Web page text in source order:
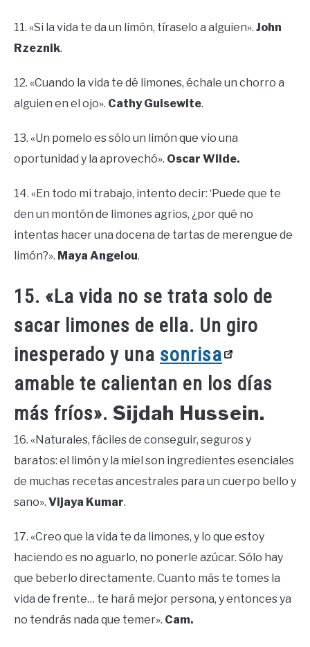
11. «Si la vida te da un limón, tíraselo a alguien». John
Rzeznik.
12. «Cuando la vida te dé limones, échale un chorro a
alguien en el ojo». Cathy Guisewite.
13. «Un pomelo es sólo un limón que vio una
oportunidad y la aprovechó». Oscar Wilde.
14. «En todo mi trabajo, intento decir: ‘Puede que te
den un montón de limones agrios, ¿por qué no
intentas hacer una docena de tartas de merengue de
limón?». Maya Angelou.
15. «La vida no se trata solo de
sacar limones de ella. Un giro
inesperado y una sonrisa
amable te calientan en los días
más fríos». Sijdah Hussein.
16. «Naturales, fáciles de conseguir, seguros y
baratos: el limón y la miel son ingredientes esenciales
de muchas recetas ancestrales para un cuerpo bello y
sano». Vijaya Kumar.
17. «Creo que la vida te da limones, y lo que estoy
haciendo es no aguarlo, no ponerle azúcar. Sólo hay
que beberlo directamente. Cuanto más te tomes la
vida de frente… te hará mejor persona, y entonces ya
no tendrás nada que temer». Cam.